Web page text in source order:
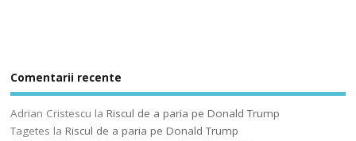
Comentarii recente
Adrian Cristescu laRiscul de a paria pe Donald Trump
Tagetes laRiscul de a paria pe Donald Trump